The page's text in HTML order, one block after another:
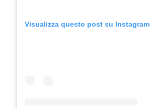
Visualizza questo post su Instagram